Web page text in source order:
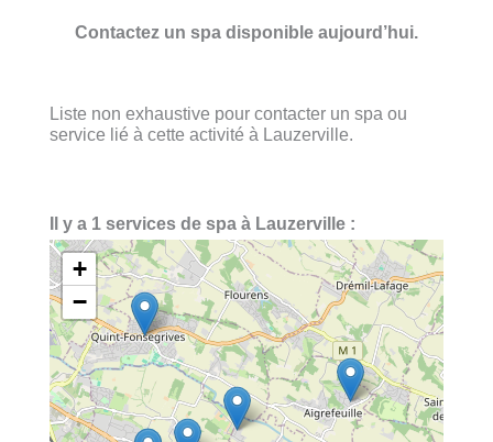
Contactez un spa disponible aujourd’hui.
Liste non exhaustive pour contacter un spa ou
service lié à cette activité à Lauzerville.
Il y a 1 services de spa à Lauzerville :
+
−